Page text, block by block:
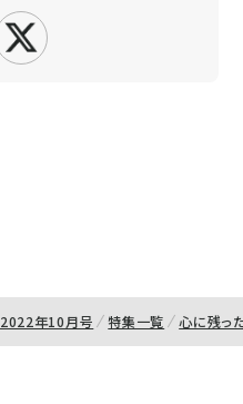
2022年10月号 特集一覧 心に残っ